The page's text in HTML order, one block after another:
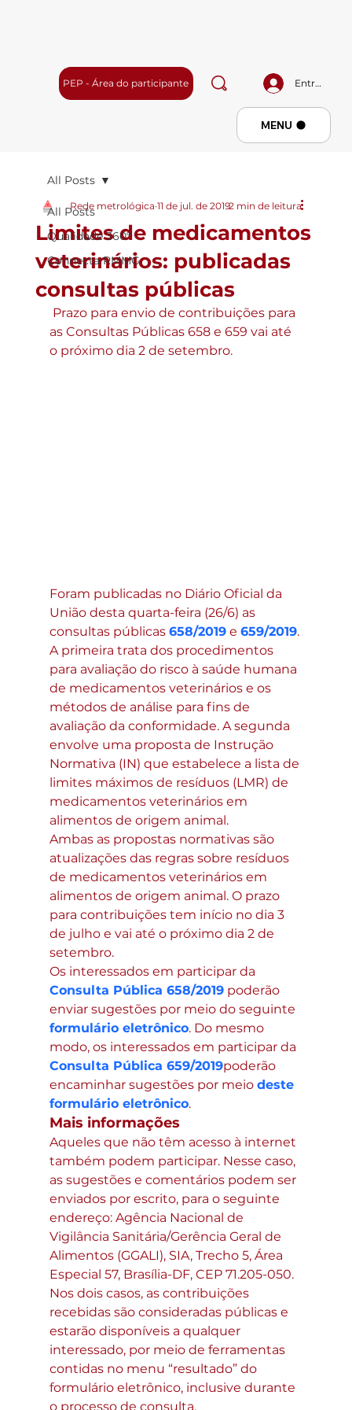
Entrar
PEP - Área do participante
Menu
MENU
All Posts
Qualidade 360º
Connecta RMMG
All Posts
Limites de medicamentos
veterinários: publicadas
consultas públicas
Rede metrológica 11 de jul. de 20192 min de leitura
as Consultas Públicas 658 e 659 vai até
o próximo dia 2 de setembro.
Foram publicadas no Diário Oficial da
União desta quarta-feira (26/6) as
consultas públicas 658/2019 e 659/2019.
A primeira trata dos procedimentos
para avaliação do risco à saúde humana
de medicamentos veterinários e os
métodos de análise para fins de
avaliação da conformidade. A segunda
envolve uma proposta de Instrução
Normativa (IN) que estabelece a lista de
limites máximos de resíduos (LMR) de
medicamentos veterinários em
alimentos de origem animal.
Ambas as propostas normativas são
atualizações das regras sobre resíduos
de medicamentos veterinários em
alimentos de origem animal. O prazo
para contribuições tem início no dia 3
de julho e vai até o próximo dia 2 de
setembro.
Os interessados em participar da
Consulta Pública 658/2019 poderão
enviar sugestões por meio do seguinte
formulário eletrônico. Do mesmo
modo, os interessados em participar da
Consulta Pública 659/2019poderão
encaminhar sugestões por meio deste
formulário eletrônico.
Mais informações
Aqueles que não têm acesso à internet
também podem participar. Nesse caso,
as sugestões e comentários podem ser
enviados por escrito, para o seguinte
endereço: Agência Nacional de
Vigilância Sanitária/Gerência Geral de
Alimentos (GGALI), SIA, Trecho 5, Área
Especial 57, Brasília-DF, CEP 71.205-050.
Nos dois casos, as contribuições
recebidas são consideradas públicas e
estarão disponíveis a qualquer
interessado, por meio de ferramentas
contidas no menu “resultado” do
formulário eletrônico, inclusive durante
o processo de consulta.